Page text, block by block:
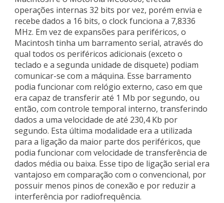
operações internas 32 bits por vez, porém envia e
recebe dados a 16 bits, o clock funciona a 7,8336
MHz. Em vez de expansões para periféricos, o
Macintosh tinha um barramento serial, através do
qual todos os periféricos adicionais (exceto o
teclado e a segunda unidade de disquete) podiam
comunicar-se com a máquina. Esse barramento
podia funcionar com relógio externo, caso em que
era capaz de transferir até 1 Mb por segundo, ou
então, com controle temporal interno, transferindo
dados a uma velocidade de até 230,4 Kb por
segundo. Esta última modalidade era a utilizada
para a ligação da maior parte dos periféricos, que
podia funcionar com velocidade de transferência de
dados média ou baixa. Esse tipo de ligação serial era
vantajoso em comparação com o convencional, por
possuir menos pinos de conexão e por reduzir a
interferência por radiofrequência.